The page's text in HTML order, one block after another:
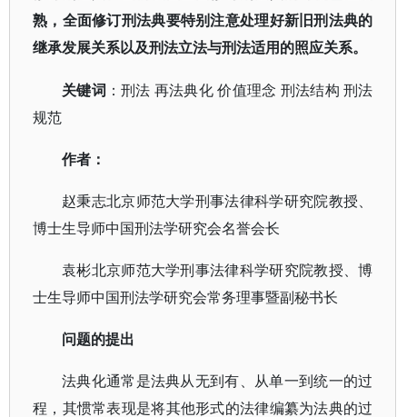
熟，全面修订刑法典要特别注意处理好新旧刑法典的
继承发展关系以及刑法立法与刑法适用的照应关系。
关键词 ：刑法 再法典化 价值理念 刑法结构 刑法
规范
作者 ：
赵秉志北京师范大学刑事法律科学研究院教授、
博士生导师中国刑法学研究会名誉会长
袁彬北京师范大学刑事法律科学研究院教授、博
士生导师中国刑法学研究会常务理事暨副秘书长
问题的提出
法典化通常是法典从无到有、从单一到统一的过
程，其惯常表现是将其他形式的法律编纂为法典的过